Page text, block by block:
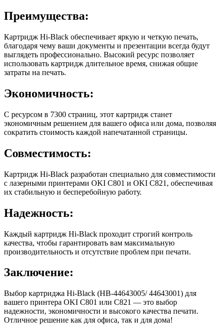
Преимущества:
Картридж Hi-Black обеспечивает яркую и четкую печать,
благодаря чему ваши документы и презентации всегда будут
выглядеть профессионально. Высокий ресурс позволяет
использовать картридж длительное время, снижая общие
затраты на печать.
Экономичность:
С ресурсом в 7300 страниц, этот картридж станет
экономичным решением для вашего офиса или дома, позволяя
сократить стоимость каждой напечатанной страницы.
Совместимость:
Картридж Hi-Black разработан специально для совместимости
с лазерными принтерами OKI C801 и OKI C821, обеспечивая
их стабильную и бесперебойную работу.
Надежность:
Каждый картридж Hi-Black проходит строгий контроль
качества, чтобы гарантировать вам максимальную
производительность и отсутствие проблем при печати.
Заключение:
Выбор картриджа Hi-Black (HB-44643005/ 44643001) для
вашего принтера OKI C801 или C821 — это выбор
надежности, экономичности и высокого качества печати.
Отличное решение как для офиса, так и для дома!